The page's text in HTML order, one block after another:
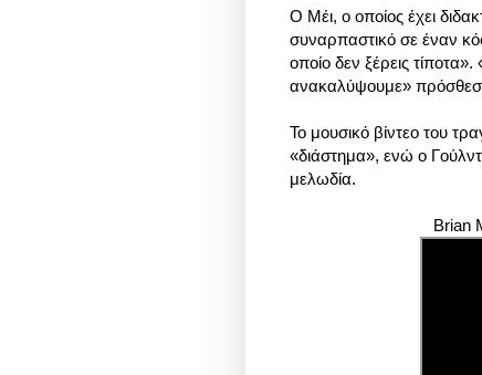
Ο Μέι, ο οποίος έχει
συναρπαστικό σε έναν
οποίο δεν ξέρεις
ανακαλύψουμε»
Το μουσικό βίντεο του
«διάστημα», ενώ ο
μελωδία.
Brian